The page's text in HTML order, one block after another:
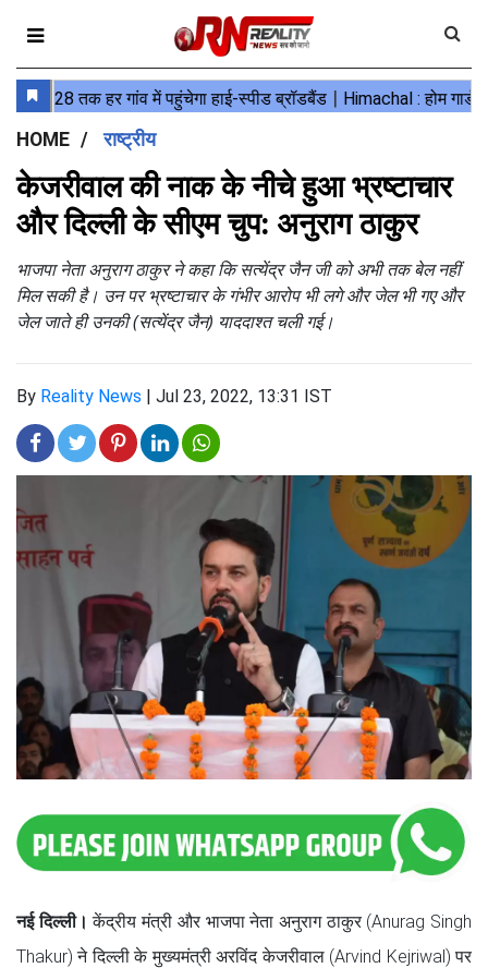
HOME राष्ट्रीय
केजरीवाल की नाक के नीचे हुआ भ्रष्टाचार
और दिल्ली के सीएम चुप: अनुराग ठाकुर
भाजपा नेता अनुराग ठाकुर ने कहा कि सत्येंद्र जैन जी को अभी तक बेल नहीं
मिल सकी है। उन पर भ्रष्टाचार के गंभीर आरोप भी लगे और जेल भी गए और
जेल जाते ही उनकी (सत्येंद्र जैन) याददाश्त चली गई।
By Reality News | Jul 23, 2022, 13:31 IST
नई दिल्ली।केंद्रीय मंत्री और भाजपा नेता अनुराग ठाकुर (Anurag Singh
Thakur) ने दिल्ली के मुख्यमंत्री अरविंद केजरीवाल (Arvind Kejriwal) पर